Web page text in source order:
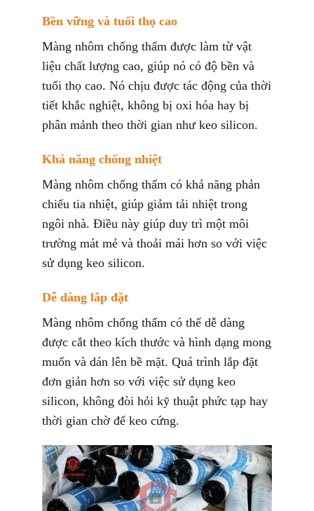
Bền vững và tuổi thọ cao
Màng nhôm chống thấm được làm từ vật
liệu chất lượng cao, giúp nó có độ bền và
tuổi thọ cao. Nó chịu được tác động của thời
tiết khắc nghiệt, không bị oxi hóa hay bị
phân mảnh theo thời gian như keo silicon.
Khả năng chống nhiệt
Màng nhôm chống thấm có khả năng phản
chiếu tia nhiệt, giúp giảm tải nhiệt trong
ngôi nhà. Điều này giúp duy trì một môi
trường mát mẻ và thoải mái hơn so với việc
sử dụng keo silicon.
Dễ dàng lắp đặt
Màng nhôm chống thấm có thể dễ dàng
được cắt theo kích thước và hình dạng mong
muốn và dán lên bề mặt. Quá trình lắp đặt
đơn giản hơn so với việc sử dụng keo
silicon, không đòi hỏi kỹ thuật phức tạp hay
thời gian chờ để keo cứng.